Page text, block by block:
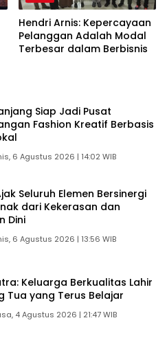
Hendri Arnis: Kepercayaan
Pelanggan Adalah Modal
Terbesar dalam Berbisnis
Siap Jadi Pusat
Fashion Kreatif Berbasis
6 Agustus 2026 | 14:02 WIB
Seluruh Elemen Bersinergi
dari Kekerasan dan
Dini
6 Agustus 2026 | 13:56 WIB
Keluarga Berkualitas Lahir
Tua yang Terus Belajar
4 Agustus 2026 | 21:47 WIB